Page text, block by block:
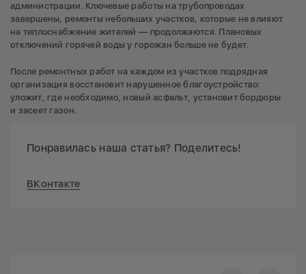
администрации. Ключевые работы на трубопроводах
завершены, ремонты небольших участков, которые не влияют
на теплоснабжение жителей — продолжаются. Плановых
отключений горячей воды у горожан больше не будет.
После ремонтных работ на каждом из участков подрядная
организация восстановит нарушенное благоустройство:
уложит, где необходимо, новый асфальт, установит бордюры
и засеет газон.
Понравилась наша статья? Поделитесь!
ВКонтакте